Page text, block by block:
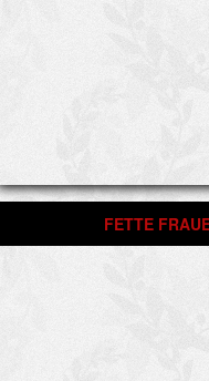
FETTE